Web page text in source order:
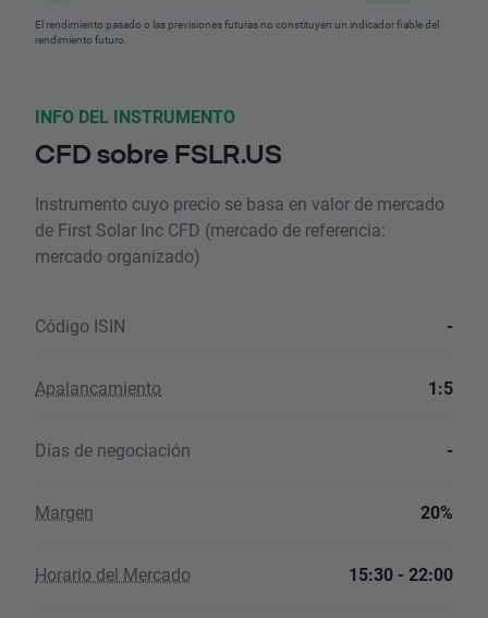
El rendimiento pasado o las previsiones futuras no constituyen un indicador fiable del
rendimiento futuro.
INFO DEL INSTRUMENTO
CFD sobre FSLR.US
Instrumento cuyo precio se basa en valor de mercado
de First Solar Inc CFD (mercado de referencia:
mercado organizado)
Código ISIN -
Apalancamiento 1:5
Días de negociación -
Margen 20%
Horario del Mercado 15:30 - 22:00